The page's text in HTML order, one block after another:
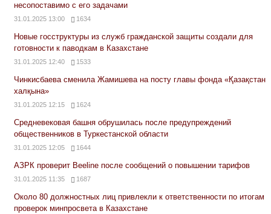
несопоставимо с его задачами
31.01.2025 13:00 1634
Новые госструктуры из служб гражданской защиты создали для
готовности к паводкам в Казахстане
31.01.2025 12:40 1533
Чинкисбаева сменила Жамишева на посту главы фонда «Қазақстан
халқына»
31.01.2025 12:15 1624
Средневековая башня обрушилась после предупреждений
общественников в Туркестанской области
31.01.2025 12:05 1644
АЗРК проверит Beeline после сообщений о повышении тарифов
31.01.2025 11:35 1687
Около 80 должностных лиц привлекли к ответственности по итогам
проверок минпросвета в Казахстане